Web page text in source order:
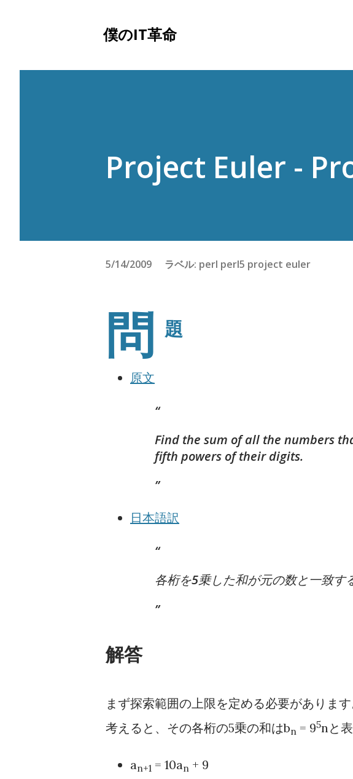
僕のIT革命
Project Euler -
5/14/2009 ラベル: perl perl5 project euler
問 題
原文
Find the sum of all the numbers
fifth powers of their digits.
日本語訳
各桁を5乗した和が元の数と一致す
解答
まず探索範囲の上限を定める必要がありま
考えると、その各桁の5乗の和はbn = 95nと表
an+1 = 10an + 9